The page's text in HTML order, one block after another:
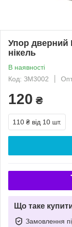
Упор дверний
нікель
В наявності
Код: ЗМ3002
120 ₴
110 ₴ від 10 шт.
Що таке
Замовлення